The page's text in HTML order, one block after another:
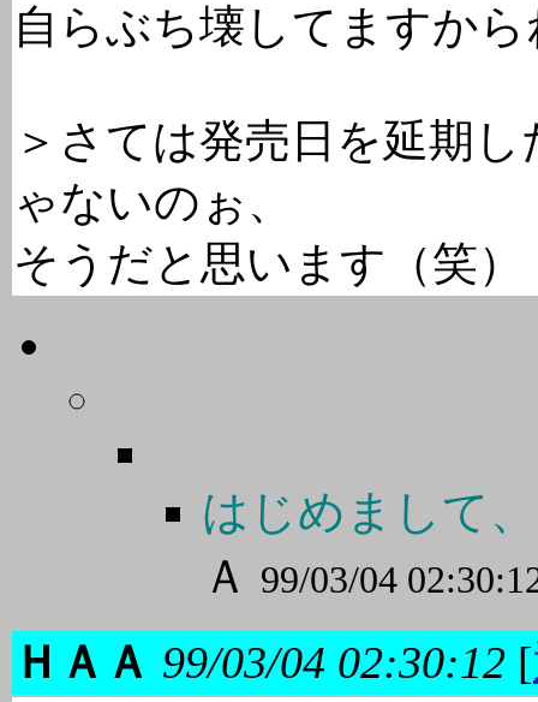
自らぶち壊してますか
＞さては発売日を延期
ゃないのぉ、
そうだと思います（笑）
はじめまして
Ａ 99/03/04
ＨＡＡ 99/03/04 02:30:12 [